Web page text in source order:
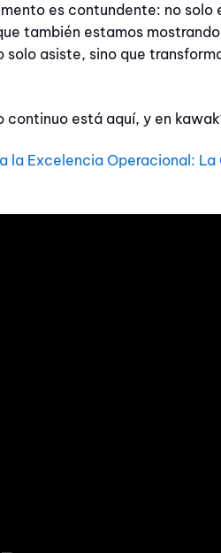
es contundente: no
también estamos
solo asiste, sino que
continuo está aquí, y en
la Excelencia Operacional: